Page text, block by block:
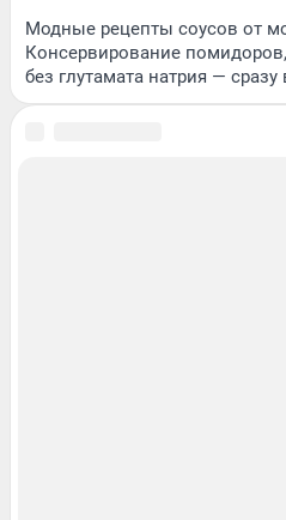
Модные рецепты соусов от
Консервирование
без глутамата натрия — сразу